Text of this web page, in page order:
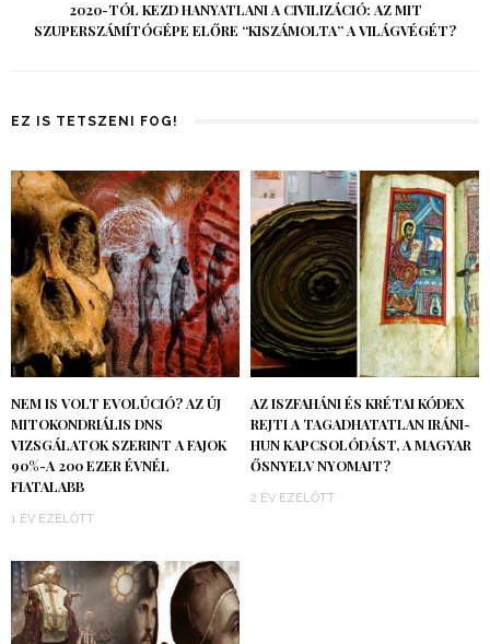
2020-TÓL KEZD HANYATLANI A CIVILIZÁCIÓ: AZ MIT
SZUPERSZÁMÍTÓGÉPE ELŐRE “KISZÁMOLTA” A VILÁGVÉGÉT?
EZ IS TETSZENI FOG!
NEM IS VOLT EVOLÚCIÓ? AZ ÚJ
MITOKONDRIÁLIS DNS
VIZSGÁLATOK SZERINT A FAJOK
90%-A 200 EZER ÉVNÉL
FIATALABB
1 ÉV EZELŐTT
AZ ISZFAHÁNI ÉS KRÉTAI KÓDEX
REJTI A TAGADHATATLAN IRÁNI-
HUN KAPCSOLÓDÁST, A MAGYAR
ŐSNYELV NYOMAIT?
2 ÉV EZELŐTT